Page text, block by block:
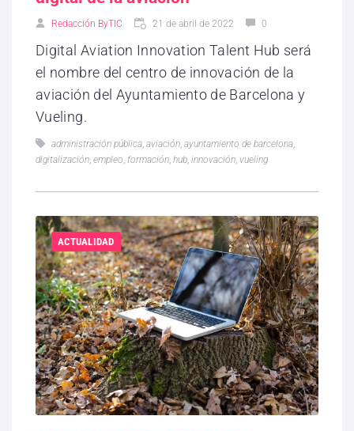
Redacción ByTIC 21 de abril de 2022 0
Digital Aviation Innovation Talent Hub será
el nombre del centro de innovación de la
aviación del Ayuntamiento de Barcelona y
Vueling.
administración pública, aviación, ayuntamiento de barcelona,
digitalización, empleo, formación, hub, innovación, vueling
ACTUALIDAD